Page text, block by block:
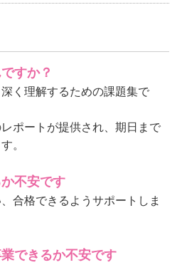
すか？
く理解するための課題集で
ポートが提供され、期日まで
。
不安です
合格できるようサポートしま
できるか不安です